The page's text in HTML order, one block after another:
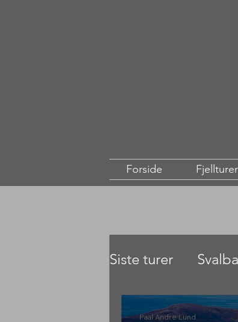
Forside Fjellturer
Siste turer
Møre &
Paal Andre Lund